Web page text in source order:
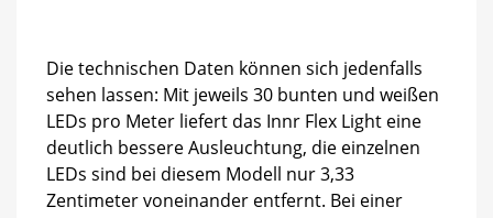
Die technischen Daten können sich jedenfalls
sehen lassen: Mit jeweils 30 bunten und weißen
LEDs pro Meter liefert das Innr Flex Light eine
deutlich bessere Ausleuchtung, die einzelnen
LEDs sind bei diesem Modell nur 3,33
Zentimeter voneinander entfernt. Bei einer